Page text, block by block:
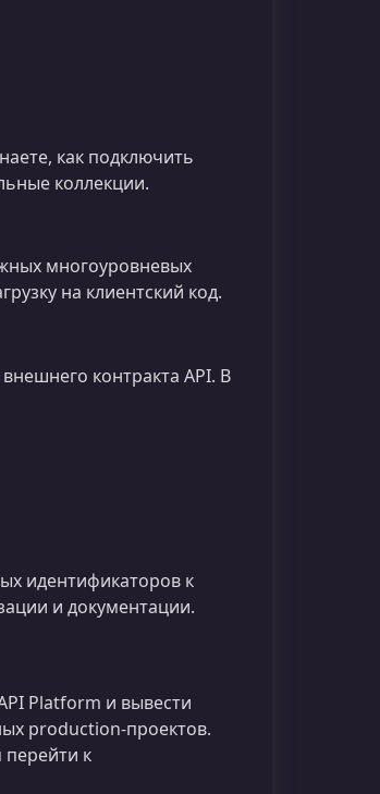
как подключить
коллекции.
многоуровневых
на клиентский код.
контракта API. В
идентификаторов к
и документации.
Platform и вывести
production‑проектов.
к